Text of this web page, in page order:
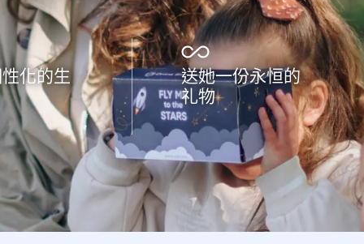
化的生
送她一份永恒的
礼物